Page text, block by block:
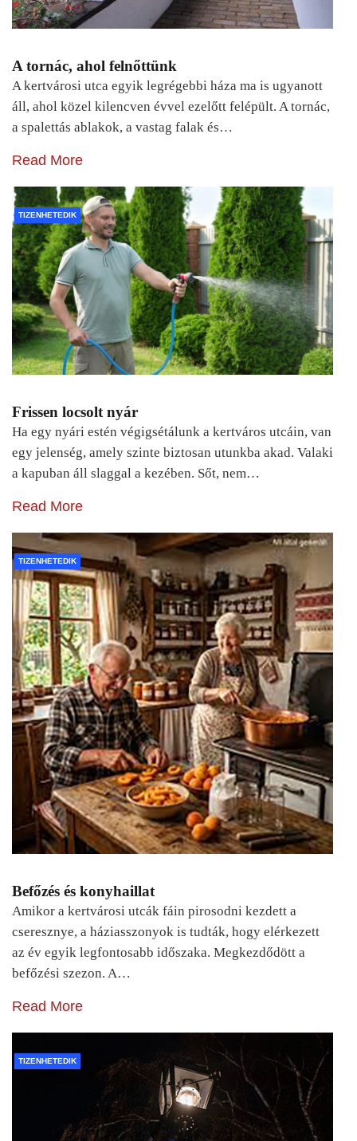
A tornác, ahol felnőttünk
A kertvárosi utca egyik legrégebbi háza ma is ugyanott
áll, ahol közel kilencven évvel ezelőtt felépült. A tornác,
a spalettás ablakok, a vastag falak és…
Read More
TIZENHETEDIK
Frissen locsolt nyár
Ha egy nyári estén végigsétálunk a kertváros utcáin, van
egy jelenség, amely szinte biztosan utunkba akad. Valaki
a kapuban áll slaggal a kezében. Sőt, nem…
Read More
TIZENHETEDIK
Befőzés és konyhaillat
Amikor a kertvárosi utcák fáin pirosodni kezdett a
cseresznye, a háziasszonyok is tudták, hogy elérkezett
az év egyik legfontosabb időszaka. Megkezdődött a
befőzési szezon. A…
Read More
TIZENHETEDIK